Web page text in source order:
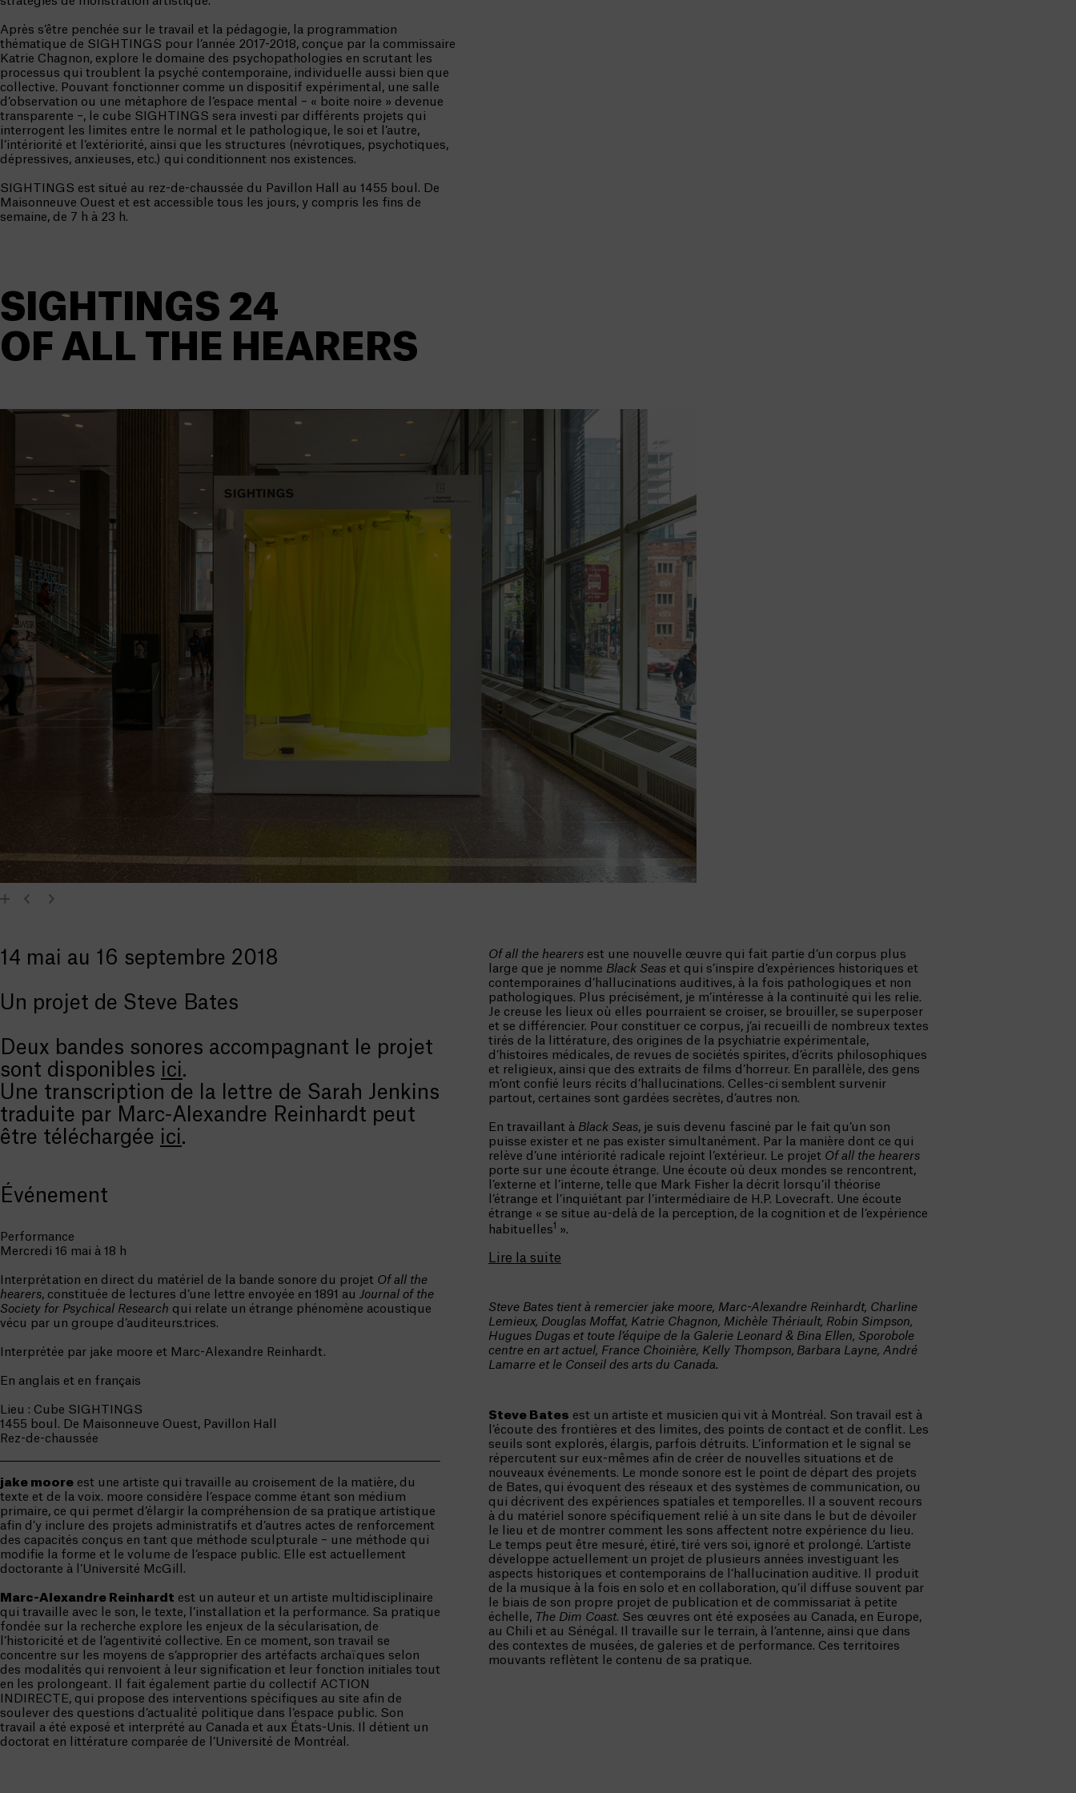
Après s’être penchée sur le travail et la pédagogie, la programmation
thématique de SIGHTINGS pour l’année 2017-2018, conçue par la commissaire
Katrie Chagnon, explore le domaine des psychopathologies en scrutant les
processus qui troublent la psyché contemporaine, individuelle aussi bien que
collective. Pouvant fonctionner comme un dispositif expérimental, une salle
d’observation ou une métaphore de l’espace mental – « boite noire » devenue
transparente –, le cube SIGHTINGS sera investi par différents projets qui
interrogent les limites entre le normal et le pathologique, le soi et l’autre,
l’intériorité et l’extériorité, ainsi que les structures (névrotiques, psychotiques,
dépressives, anxieuses, etc.) qui conditionnent nos existences.
SIGHTINGS est situé au rez-de-chaussée du Pavillon Hall au 1455 boul. De
Maisonneuve Ouest et est accessible tous les jours, y compris les fins de
semaine, de 7 h à 23 h.
SIGHTINGS 24
OF ALL THE HEARERS
14 mai au 16 septembre 2018
Un projet de Steve Bates
Deux bandes sonores accompagnant le projet
sont disponibles ici.
Une transcription de la lettre de Sarah Jenkins
traduite par Marc-Alexandre Reinhardt peut
être téléchargée ici.
Événement
Performance
Mercredi 16 mai à 18 h
Interprétation en direct du matériel de la bande sonore du projet Of all the
hearers, constituée de lectures d’une lettre envoyée en 1891 au Journal of the
Society for Psychical Research qui relate un étrange phénomène acoustique
vécu par un groupe d’auditeurs.trices.
Interprétée par jake moore et Marc-Alexandre Reinhardt.
En anglais et en français
Lieu : Cube SIGHTINGS
1455 boul. De Maisonneuve Ouest, Pavillon Hall
Rez-de-chaussée
jake moore est une artiste qui travaille au croisement de la matière, du
texte et de la voix. moore considère l’espace comme étant son médium
primaire, ce qui permet d’élargir la compréhension de sa pratique artistique
afin d’y inclure des projets administratifs et d’autres actes de renforcement
des capacités conçus en tant que méthode sculpturale – une méthode qui
modifie la forme et le volume de l’espace public. Elle est actuellement
doctorante à l’Université McGill.
Marc-Alexandre Reinhardt est un auteur et un artiste multidisciplinaire
qui travaille avec le son, le texte, l’installation et la performance. Sa pratique
fondée sur la recherche explore les enjeux de la sécularisation, de
l’historicité et de l’agentivité collective. En ce moment, son travail se
concentre sur les moyens de s’approprier des artéfacts archaïques selon
des modalités qui renvoient à leur signification et leur fonction initiales tout
en les prolongeant. Il fait également partie du collectif ACTION
INDIRECTE, qui propose des interventions spécifiques au site afin de
soulever des questions d’actualité politique dans l’espace public. Son
travail a été exposé et interprété au Canada et aux États-Unis. Il détient un
doctorat en littérature comparée de l’Université de Montréal.
Of all the hearers est une nouvelle œuvre qui fait partie d’un corpus plus
large que je nomme Black Seas et qui s’inspire d’expériences historiques et
contemporaines d’hallucinations auditives, à la fois pathologiques et non
pathologiques. Plus précisément, je m’intéresse à la continuité qui les relie.
Je creuse les lieux où elles pourraient se croiser, se brouiller, se superposer
et se différencier. Pour constituer ce corpus, j’ai recueilli de nombreux textes
tirés de la littérature, des origines de la psychiatrie expérimentale,
d’histoires médicales, de revues de sociétés spirites, d’écrits philosophiques
et religieux, ainsi que des extraits de films d’horreur. En parallèle, des gens
m’ont confié leurs récits d’hallucinations. Celles-ci semblent survenir
partout, certaines sont gardées secrètes, d’autres non.
En travaillant à Black Seas, je suis devenu fasciné par le fait qu’un son
puisse exister et ne pas exister simultanément. Par la manière dont ce qui
relève d’une intériorité radicale rejoint l’extérieur. Le projet Of all the hearers
porte sur une écoute étrange. Une écoute où deux mondes se rencontrent,
l’externe et l’interne, telle que Mark Fisher la décrit lorsqu’il théorise
l’étrange et l’inquiétant par l’intermédiaire de H.P. Lovecraft. Une écoute
étrange « se situe au-delà de la perception, de la cognition et de l’expérience
habituelles1 ».
Lire la suite
Steve Bates tient à remercier jake moore, Marc-Alexandre Reinhardt, Charline
Lemieux, Douglas Moffat, Katrie Chagnon, Michèle Thériault, Robin Simpson,
Hugues Dugas et toute l’équipe de la Galerie Leonard & Bina Ellen, Sporobole
centre en art actuel, France Choinière, Kelly Thompson, Barbara Layne, André
Lamarre et le Conseil des arts du Canada.
Steve Bates est un artiste et musicien qui vit à Montréal. Son travail est à
l’écoute des frontières et des limites, des points de contact et de conflit. Les
seuils sont explorés, élargis, parfois détruits. L’information et le signal se
répercutent sur eux-mêmes afin de créer de nouvelles situations et de
nouveaux événements. Le monde sonore est le point de départ des projets
de Bates, qui évoquent des réseaux et des systèmes de communication, ou
qui décrivent des expériences spatiales et temporelles. Il a souvent recours
à du matériel sonore spécifiquement relié à un site dans le but de dévoiler
le lieu et de montrer comment les sons affectent notre expérience du lieu.
Le temps peut être mesuré, étiré, tiré vers soi, ignoré et prolongé. L’artiste
développe actuellement un projet de plusieurs années investiguant les
aspects historiques et contemporains de l’hallucination auditive. Il produit
de la musique à la fois en solo et en collaboration, qu’il diffuse souvent par
le biais de son propre projet de publication et de commissariat à petite
échelle, The Dim Coast. Ses œuvres ont été exposées au Canada, en Europe,
au Chili et au Sénégal. Il travaille sur le terrain, à l’antenne, ainsi que dans
des contextes de musées, de galeries et de performance. Ces territoires
mouvants reflètent le contenu de sa pratique.